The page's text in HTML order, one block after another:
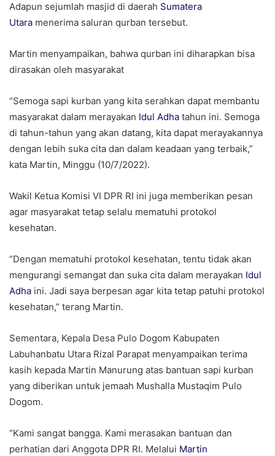
Adapun sejumlah masjid di daerah Sumatera
Utara menerima saluran qurban tersebut.
Martin menyampaikan, bahwa qurban ini diharapkan bisa
dirasakan oleh masyarakat
“Semoga sapi kurban yang kita serahkan dapat membantu
masyarakat dalam merayakan Idul Adha tahun ini. Semoga
di tahun-tahun yang akan datang, kita dapat merayakannya
dengan lebih suka cita dan dalam keadaan yang terbaik,”
kata Martin, Minggu (10/7/2022).
Wakil Ketua Komisi VI DPR RI ini juga memberikan pesan
agar masyarakat tetap selalu mematuhi protokol
kesehatan.
“Dengan mematuhi protokol kesehatan, tentu tidak akan
mengurangi semangat dan suka cita dalam merayakan Idul
Adha ini. Jadi saya berpesan agar kita tetap patuhi protokol
kesehatan,” terang Martin.
Sementara, Kepala Desa Pulo Dogom Kabupaten
Labuhanbatu Utara Rizal Parapat menyampaikan terima
kasih kepada Martin Manurung atas bantuan sapi kurban
yang diberikan untuk jemaah Mushalla Mustaqim Pulo
Dogom.
“Kami sangat bangga. Kami merasakan bantuan dan
perhatian dari Anggota DPR RI. Melalui Martin